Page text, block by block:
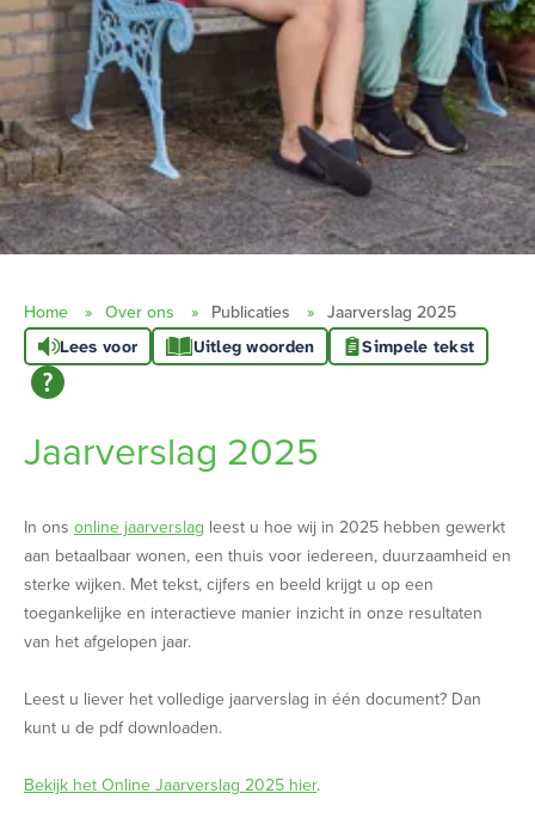
Home Over ons Publicaties Jaarverslag 2025
Lees voor Uitleg woorden Simpele tekst
Jaarverslag 2025
In ons online jaarverslag leest u hoe wij in 2025 hebben gewerkt
aan betaalbaar wonen, een thuis voor iedereen, duurzaamheid en
sterke wijken. Met tekst, cijfers en beeld krijgt u op een
toegankelijke en interactieve manier inzicht in onze resultaten
van het afgelopen jaar.
Leest u liever het volledige jaarverslag in één document? Dan
kunt u de pdf downloaden.
Bekijk het Online Jaarverslag 2025 hier.